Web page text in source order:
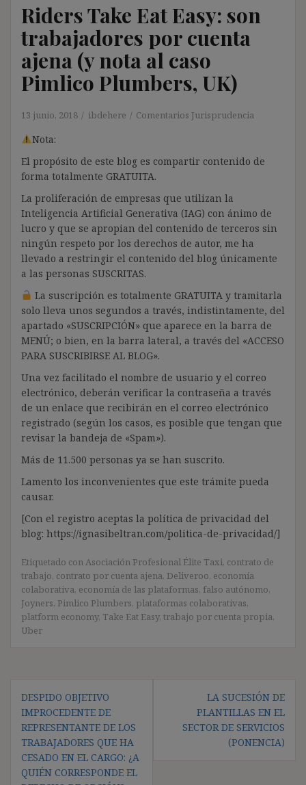
Riders Take Eat Easy: son
trabajadores por cuenta
ajena (y nota al caso
Pimlico Plumbers, UK)
13 junio, 2018 ibdehere Comentarios Jurisprudencia
Nota:
El propósito de este blog es compartir contenido de
forma totalmente GRATUITA.
La proliferación de empresas que utilizan la
Inteligencia Artificial Generativa (IAG) con ánimo de
lucro y que se apropian del contenido de terceros sin
ningún respeto por los derechos de autor, me ha
llevado a restringir el contenido del blog únicamente
a las personas SUSCRITAS.
La suscripción es totalmente GRATUITA y tramitarla
solo lleva unos segundos a través, indistintamente, del
apartado «SUSCRIPCIÓN» que aparece en la barra de
MENÚ; o bien, en la barra lateral, a través del «ACCESO
PARA SUSCRIBIRSE AL BLOG».
Una vez facilitado el nombre de usuario y el correo
electrónico, deberán verificar la contraseña a través
de un enlace que recibirán en el correo electrónico
registrado (según los casos, es posible que tengan que
revisar la bandeja de «Spam»).
Más de 11.500 personas ya se han suscrito.
Lamento los inconvenientes que este trámite pueda
causar.
[Con el registro aceptas la política de privacidad del
blog: https://ignasibeltran.com/politica-de-privacidad/]
Etiquetado con Asociación Profesional Élite Taxi, contrato de
trabajo, contrato por cuenta ajena, Deliveroo, economía
colaborativa, economía de las plataformas, falso autónomo,
Joyners, Pimlico Plumbers, plataformas colaborativas,
platform economy, Take Eat Easy, trabajo por cuenta propia,
Uber
de
entradas
DESPIDO OBJETIVO
IMPROCEDENTE DE
REPRESENTANTE DE LOS
TRABAJADORES QUE HA
CESADO EN EL CARGO: ¿A
QUIÉN CORRESPONDE EL
LA SUCESIÓN DE
PLANTILLAS EN EL
SECTOR DE SERVICIOS
(PONENCIA)